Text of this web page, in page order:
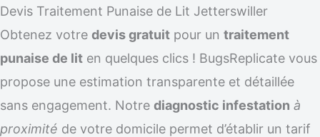
Devis Traitement Punaise de Lit Jetterswiller
Obtenez votre devis gratuit pour un traitement
punaise de lit en quelques clics ! BugsReplicate vous
propose une estimation transparente et détaillée
sans engagement. Notre diagnostic infestation à
proximité de votre domicile permet d’établir un tarif